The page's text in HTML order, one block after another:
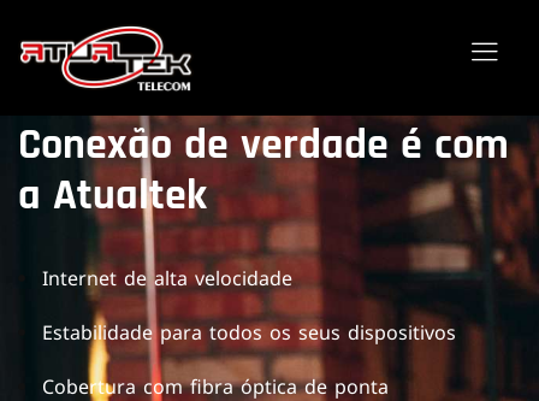
Conexão de verdade é com
a Atualtek
Internet de alta velocidade
Estabilidade para todos os seus dispositivos
Cobertura com fibra óptica de ponta